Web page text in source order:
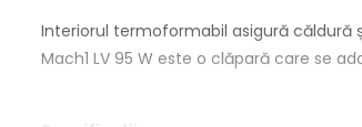
Interiorul termoformabil asigură
Mach1 LV 95 W este o clăpară care se